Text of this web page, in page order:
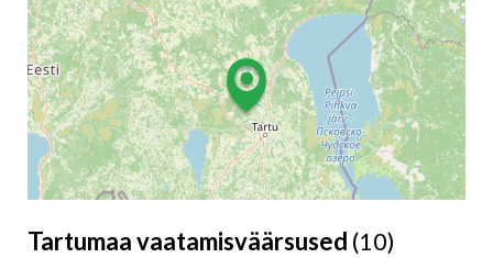
Tartumaa vaatamisväärsused (10)